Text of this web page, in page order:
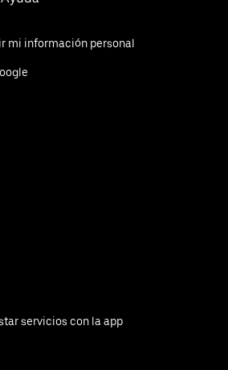
mi información personal
servicios con la app